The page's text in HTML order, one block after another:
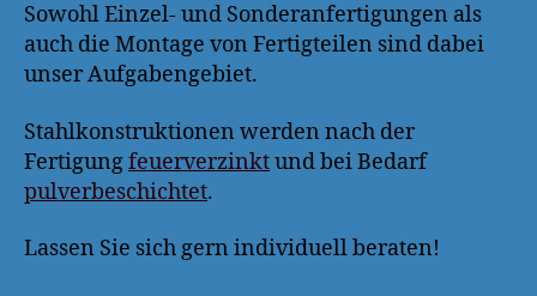
Sowohl Einzel- und Sonderanfertigungen als
auch die Montage von Fertigteilen sind dabei
unser Aufgabengebiet.
Stahlkonstruktionen werden nach der
Fertigungfeuerverzinktund bei Bedarf
pulverbeschichtet.
Lassen Sie sich gern individuell beraten!